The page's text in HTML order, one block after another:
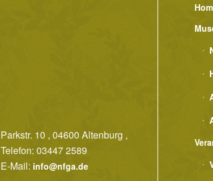
Parkstr. 10 , 04600 Altenburg ,
Telefon: 03447 2589
E-Mail: info@nfga.de